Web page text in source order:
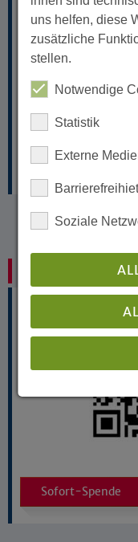
Sofort-Spende
Tageszentren
Sofort-Spende
uns helfen, diese
zusätzliche
stellen.
Notwendige
Statistik
Externe
Soziale